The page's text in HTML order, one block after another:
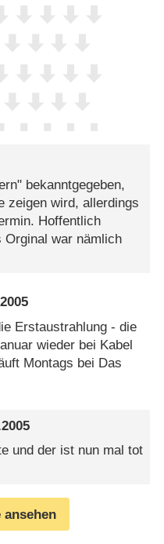
bekanntgegeben,
zeigen wird, allerdings
Hoffentlich
war nämlich
Erstaustrahlung - die
wieder bei Kabel
Montags bei Das
und der ist nun mal tot